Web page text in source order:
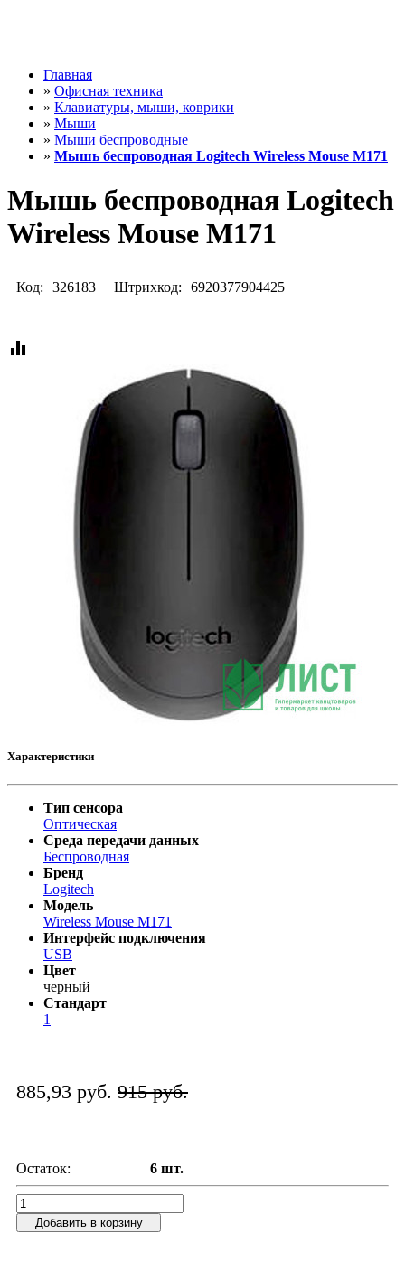
Главная
» Офисная техника
» Клавиатуры, мыши, коврики
» Мыши
» Мыши беспроводные
» Мышь беспроводная Logitech Wireless Mouse M171
Мышь беспроводная Logitech
Wireless Mouse M171
Код: 326183 Штрихкод: 6920377904425
equalizer
Характеристики
Тип сенсора
Оптическая
Среда передачи данных
Беспроводная
Бренд
Logitech
Модель
Wireless Mouse M171
Интерфейс подключения
USB
Цвет
черный
Стандарт
1
885,93 руб. 915 руб.
Остаток: 6 шт.
Добавить в корзину